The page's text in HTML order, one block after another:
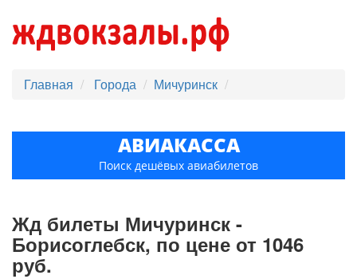
Главная Города Мичуринск
АВИАКАССА
Поиск дешёвых авиабилетов
Жд билеты Мичуринск -
Борисоглебск, по цене от 1046
руб.